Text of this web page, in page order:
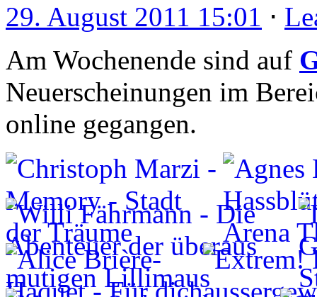
29. August 2011 15:01 ⋅
Am Wochenende sind auf
Neuerscheinungen im
online gegangen.